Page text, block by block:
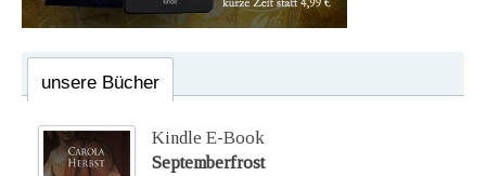
unsere Bücher
Kindle E-Book
Septemberfrost